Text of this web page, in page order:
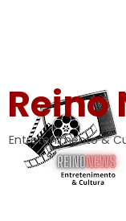
Reino
Entretenimento &